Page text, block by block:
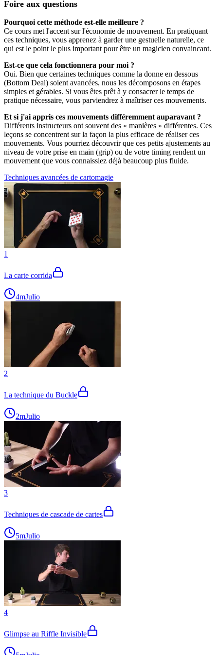
Foire aux questions
Pourquoi cette méthode est-elle meilleure ?
Ce cours met l'accent sur l'économie de mouvement. En pratiquant
ces techniques, vous apprenez à garder une gestuelle naturelle, ce
qui est le point le plus important pour être un magicien convaincant.
Est-ce que cela fonctionnera pour moi ?
Oui. Bien que certaines techniques comme la donne en dessous
(Bottom Deal) soient avancées, nous les décomposons en étapes
simples et gérables. Si vous êtes prêt à y consacrer le temps de
pratique nécessaire, vous parviendrez à maîtriser ces mouvements.
Et si j'ai appris ces mouvements différemment auparavant ?
Différents instructeurs ont souvent des « manières » différentes. Ces
leçons se concentrent sur la façon la plus efficace de réaliser ces
mouvements. Vous pourriez découvrir que ces petits ajustements au
niveau de votre prise en main (grip) ou de votre timing rendent un
mouvement que vous connaissiez déjà beaucoup plus fluide.
Techniques avancées de cartomagie
1
La carte corrida
4mJulio
2
La technique du Buckle
2mJulio
3
Techniques de cascade de cartes
5mJulio
4
Glimpse au Riffle Invisible